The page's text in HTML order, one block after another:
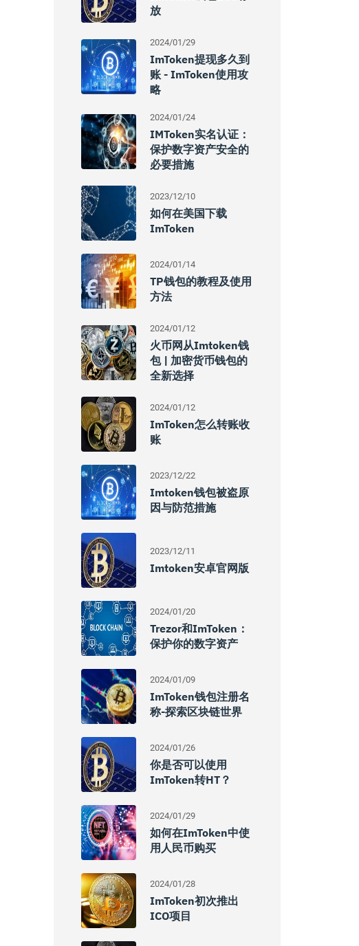
放
2024/01/29
ImToken提现多久到
账 - ImToken使用攻
略
2024/01/24
IMToken实名认证：
保护数字资产安全的
必要措施
2023/12/10
如何在美国下载
ImToken
2024/01/14
TP钱包的教程及使用
方法
2024/01/12
火币网从imtoken钱
包 | 加密货币钱包的
全新选择
2024/01/12
ImToken怎么转账收
账
2023/12/22
Imtoken钱包被盗原
因与防范措施
2023/12/11
Imtoken安卓官网版
2024/01/20
Trezor和imToken：
保护你的数字资产
2024/01/09
ImToken钱包注册名
称-探索区块链世界
2024/01/26
你是否可以使用
ImToken转HT？
2024/01/29
如何在imToken中使
用人民币购买
2024/01/28
ImToken初次推出
ICO项目